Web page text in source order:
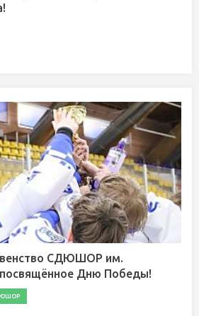
СДЮШОР им.
Дню Победы!